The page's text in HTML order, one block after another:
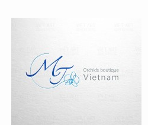
THIẾT KẾ THI CÔNG